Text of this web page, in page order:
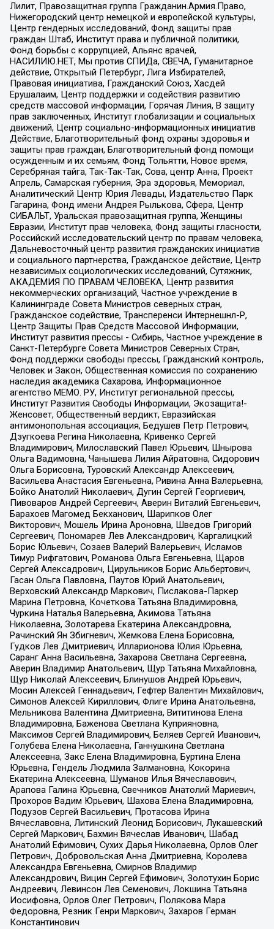
Лилит, Правозащитная группа Гражданин.Армия.Право,
Нижегородский центр немецкой и европейской культуры,
Центр гендерных исследований, Фонд защиты прав
граждан Штаб, Институт права и публичной политики,
Фонд борьбы с коррупцией, Альянс врачей,
НАСИЛИЮ.НЕТ, Мы против СПИДа, СВЕЧА, Гуманитарное
действие, Открытый Петербург, Лига Избирателей,
Правовая инициатива, Гражданский Союз, Хасдей
Ерушалаим, Центр поддержки и содействия развитию
средств массовой информации, Горячая Линия, В защиту
прав заключенных, Институт глобализации и социальных
движений, Центр социально-информационных инициатив
Действие, Благотворительный фонд охраны здоровья и
защиты прав граждан, Благотворительный фонд помощи
осужденным и их семьям, Фонд Тольятти, Новое время,
Серебряная тайга, Так-Так-Так, Сова, центр Анна, Проект
Апрель, Самарская губерния, Эра здоровья, Мемориал,
Аналитический Центр Юрия Левады, Издательство Парк
Гагарина, Фонд имени Андрея Рылькова, Сфера, Центр
СИБАЛЬТ, Уральская правозащитная группа, Женщины
Евразии, Институт прав человека, Фонд защиты гласности,
Российский исследовательский центр по правам человека,
Дальневосточный центр развития гражданских инициатив
и социального партнерства, Гражданское действие, Центр
независимых социологических исследований, Сутяжник,
АКАДЕМИЯ ПО ПРАВАМ ЧЕЛОВЕКА, Центр развития
некоммерческих организаций, Частное учреждение в
Калининграде Совета Министров северных стран,
Гражданское содействие, Трансперенси Интернешнл-Р,
Центр Защиты Прав Средств Массовой Информации,
Институт развития прессы - Сибирь, Частное учреждение в
Санкт-Петербурге Совета Министров Северных Стран,
Фонд поддержки свободы прессы, Гражданский контроль,
Человек и Закон, Общественная комиссия по сохранению
наследия академика Сахарова, Информационное
агентство МЕМО. РУ, Институт региональной прессы,
Институт Развития Свободы Информации, Экозащита!-
Женсовет, Общественный вердикт, Евразийская
антимонопольная ассоциация, Бедушев Петр Петрович,
Дзугкоева Регина Николаевна, Кривенко Сергей
Владимирович, Милославский Павел Юрьевич, Шнырова
Ольга Вадимовна, Чанышева Лилия Айратовна, Сидорович
Ольга Борисовна, Туровский Александр Алексеевич,
Васильева Анастасия Евгеньевна, Ривина Анна Валерьевна,
Бойко Анатолий Николаевич, Дугин Сергей Георгиевич,
Пивоваров Андрей Сергеевич, Аверин Виталий Евгеньевич,
Барахоев Магомед Бекханович, Шарипков Олег
Викторович, Мошель Ирина Ароновна, Шведов Григорий
Сергеевич, Пономарев Лев Александрович, Каргалицкий
Борис Юльевич, Созаев Валерий Валерьевич, Исламов
Тимур Рифгатович, Романова Ольга Евгеньевна, Щаров
Сергей Алексадрович, Цирульников Борис Альбертович,
Гасан Ольга Павловна, Паутов Юрий Анатольевич,
Верховский Александр Маркович, Пислакова-Паркер
Марина Петровна, Кочеткова Татьяна Владимировна,
Чуркина Наталья Валерьевна, Акимова Татьяна
Николаевна, Золотарева Екатерина Александровна,
Рачинский Ян Збигневич, Жемкова Елена Борисовна,
Гудков Лев Дмитриевич, Илларионова Юлия Юрьевна,
Саранг Анна Васильевна, Захарова Светлана Сергеевна,
Аверин Владимир Анатольевич, Щур Татьяна Михайловна,
Щур Николай Алексеевич, Блинушов Андрей Юрьевич,
Мосин Алексей Геннадьевич, Гефтер Валентин Михайлович,
Симонов Алексей Кириллович, Флиге Ирина Анатольевна,
Мельникова Валентина Дмитриевна, Вититинова Елена
Владимировна, Баженова Светлана Куприяновна,
Максимов Сергей Владимирович, Беляев Сергей Иванович,
Голубева Елена Николаевна, Ганнушкина Светлана
Алексеевна, Закс Елена Владимировна, Буртина Елена
Юрьевна, Гендель Людмила Залмановна, Кокорина
Екатерина Алексеевна, Шуманов Илья Вячеславович,
Арапова Галина Юрьевна, Свечников Анатолий Мариевич,
Прохоров Вадим Юрьевич, Шахова Елена Владимировна,
Подузов Сергей Васильевич, Протасова Ирина
Вячеславовна, Литинский Леонид Борисович, Лукашевский
Сергей Маркович, Бахмин Вячеслав Иванович, Шабад
Анатолий Ефимович, Сухих Дарья Николаевна, Орлов Олег
Петрович, Добровольская Анна Дмитриевна, Королева
Александра Евгеньевна, Смирнов Владимир
Александрович, Вицин Сергей Ефимович, Золотухин Борис
Андреевич, Левинсон Лев Семенович, Локшина Татьяна
Иосифовна, Орлов Олег Петрович, Полякова Мара
Федоровна, Резник Генри Маркович, Захаров Герман
Константинович